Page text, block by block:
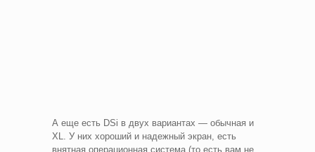
А еще есть DSi в двух вариантах — обычная и
XL. У них хороший и надежный экран, есть
внятная операционная система (то есть вам не